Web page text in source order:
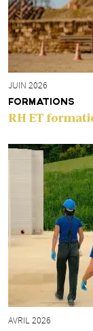
JUIN 2026
FORMATIONS
RH ET
AVRIL 2026